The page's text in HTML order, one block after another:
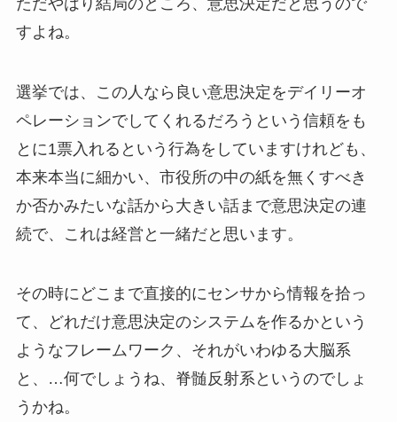
すよね。
選挙では、この人なら良い意思決定をデイリーオ
ペレーションでしてくれるだろうという信頼をも
とに1票入れるという行為をしていますけれども、
本来本当に細かい、市役所の中の紙を無くすべき
か否かみたいな話から大きい話まで意思決定の連
続で、これは経営と一緒だと思います。
その時にどこまで直接的にセンサから情報を拾っ
て、どれだけ意思決定のシステムを作るかという
ようなフレームワーク、それがいわゆる大脳系
と、…何でしょうね、脊髄反射系というのでしょ
うかね。